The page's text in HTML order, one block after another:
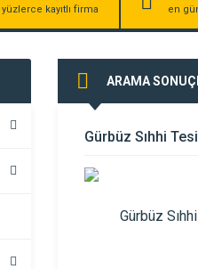
yüzlerce kayıtlı firma en
ARAMA
Gürbüz Sıhhi